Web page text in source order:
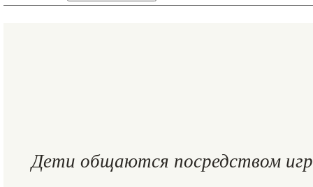
Дети общаются посредством